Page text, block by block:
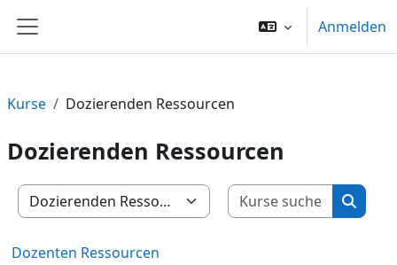
Website-Übersicht
Anmelden
Kurse Dozierenden Ressourcen
Dozierenden Ressourcen
Kursbereiche
Kurse
Kurse
Dozenten Ressourcen